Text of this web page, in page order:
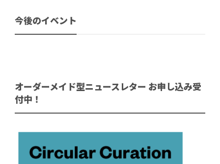
今後のイベント
オーダーメイド型ニュースレター お申し込み受
付中！